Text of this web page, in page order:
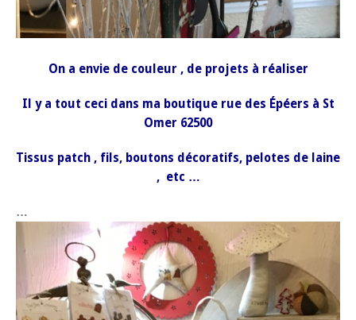
On a envie de couleur , de projets à réaliser
Il y a tout ceci dans ma boutique rue des Épéers à St
Omer 62500
Tissus patch , fils, boutons décoratifs, pelotes de laine
, etc …
…